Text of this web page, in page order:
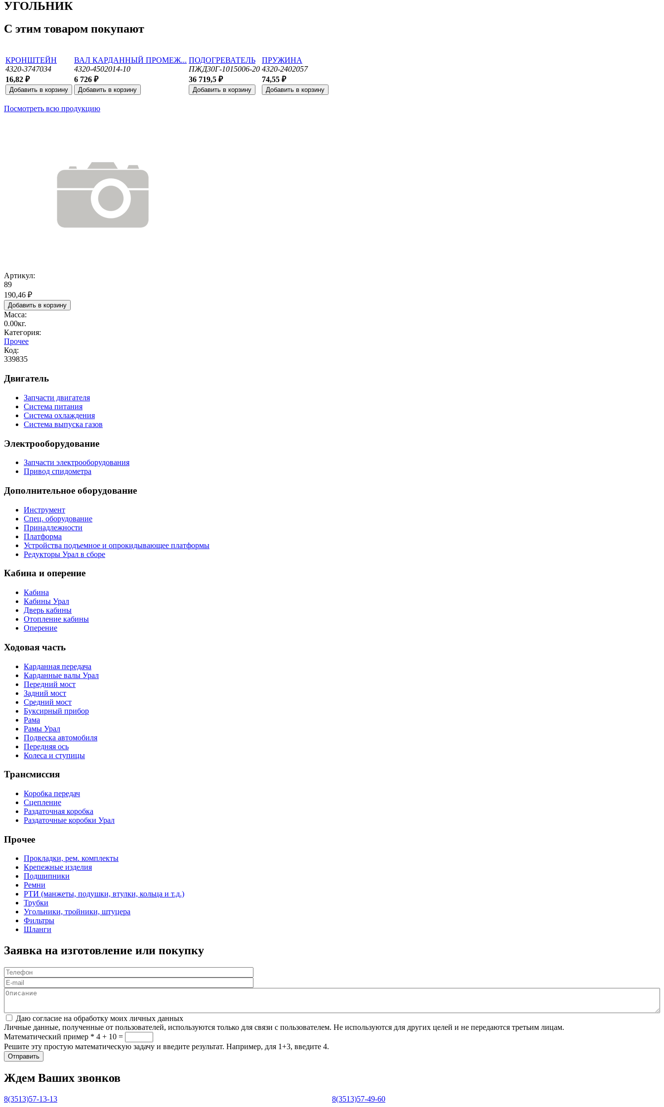
УГОЛЬНИК
С этим товаром покупают
КРОНШТЕЙН
4320-3747034
16,82 ₽
ВАЛ КАРДАННЫЙ ПРОМЕЖ...
4320-4502014-10
6 726 ₽
ПОДОГРЕВАТЕЛЬ
ПЖД30Г-1015006-20
36 719,5 ₽
ПРУЖИНА
4320-2402057
74,55 ₽
Посмотреть всю продукцию
Артикул:
89
190,46 ₽
Масса:
0.00кг.
Категория:
Прочее
Код:
339835
Двигатель
Запчасти двигателя
Система питания
Система охлаждения
Система выпуска газов
Электрооборудование
Запчасти электрооборудования
Привод спидометра
Дополнительное оборудование
Инструмент
Спец. оборудование
Принадлежности
Платформа
Устройства подъемное и опрокидывающее платформы
Редукторы Урал в сборе
Кабина и оперение
Кабина
Кабины Урал
Дверь кабины
Отопление кабины
Оперение
Ходовая часть
Карданная передача
Карданные валы Урал
Передний мост
Задний мост
Средний мост
Буксирный прибор
Рама
Рамы Урал
Подвеска автомобиля
Передняя ось
Колеса и ступицы
Трансмиссия
Коробка передач
Сцепление
Раздаточная коробка
Раздаточные коробки Урал
Прочее
Прокладки, рем. комплекты
Крепежные изделия
Подшипники
Ремни
РТИ (манжеты, подушки, втулки, кольца и т.д.)
Трубки
Угольники, тройники, штуцера
Фильтры
Шланги
Заявка на изготовление или покупку
Телефон
E-mail
Описание
Соглашение*
Даю согласие на обработку моих личных данных
Личные данные, полученные от пользователей, используются только для связи с пользователем. Не используются для других целей и не передаются третьим лицам.
Математический пример * 4 + 10 =
Решите эту простую математическую задачу и введите результат. Например, для 1+3, введите 4.
Ждем Ваших звонков
8(3513)57-13-13 8(3513)57-49-60